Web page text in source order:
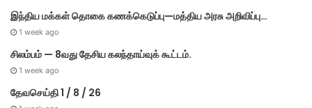
இந்திய மக்கள் தொகை கணக்கெடுப்பு—மத்திய அரசு அறிவிப்பு…
1 week ago
சிலம்பம் — 8வது தேசிய கலந்தாய்வுக் கூட்டம்.
1 week ago
தேவசெய்தி 1 / 8 / 26